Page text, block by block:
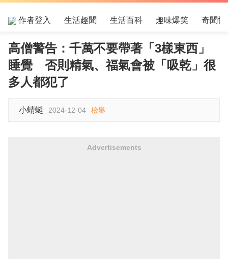
作者登入 生活趣聞 生活百科 趣味爆笑 奇聞怪
高僧警告：千萬不要帶著「3樣東西」
睡覺 否則精氣、福氣會被「吸乾」很
多人都犯了
小蜻蜓 2024-12-04 檢舉
Advertisements